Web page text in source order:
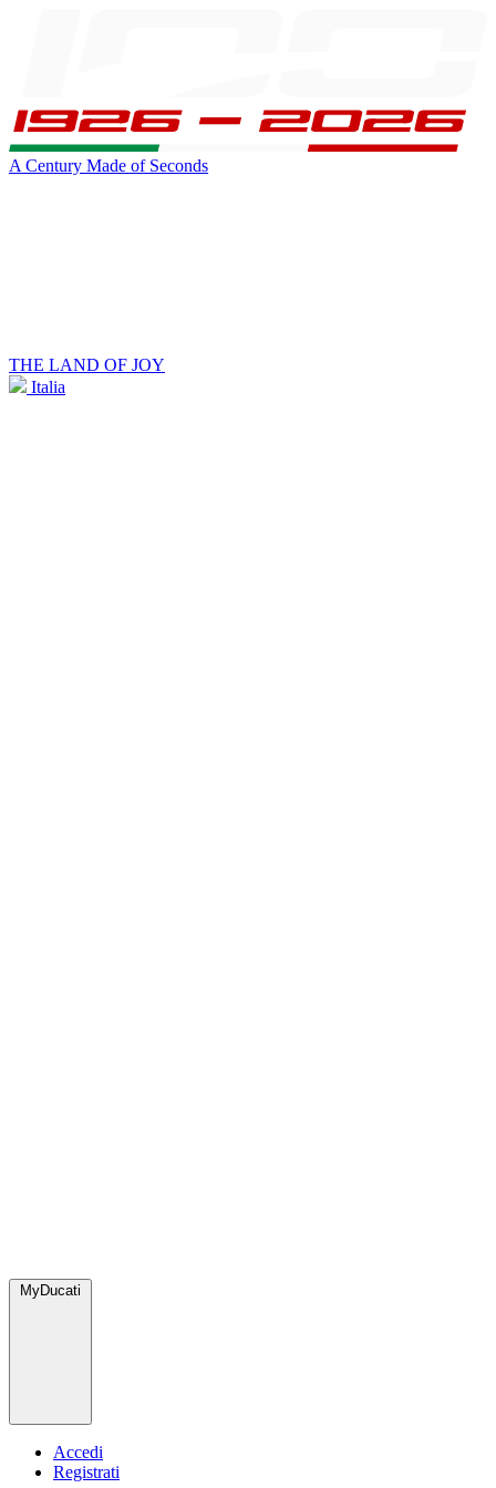
A Century Made of Seconds
THE LAND OF JOY
Italia
MyDucati
Accedi
Registrati